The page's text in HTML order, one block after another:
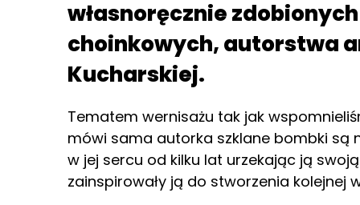
własnoręcznie
choinkowych, autorstwa
Kucharskiej.
Tematem wernisażu tak jak
mówi sama autorka szklane bombki są
w jej sercu od kilku lat urzekając ją
zainspirowały ją do stworzenia kolejnej